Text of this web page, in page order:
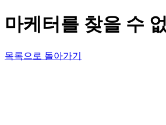
마케터를 찾을 수
목록으로 돌아가기